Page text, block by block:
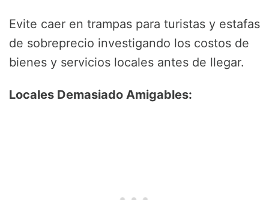
Evite caer en trampas para turistas y estafas
de sobreprecio investigando los costos de
bienes y servicios locales antes de llegar.
Locales Demasiado Amigables: